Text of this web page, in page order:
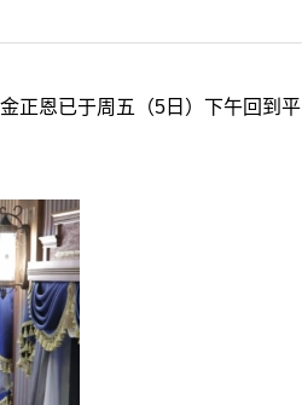
正恩已于周五（5日）下午回到平